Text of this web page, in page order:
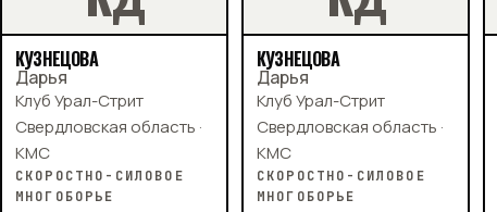
КУЗНЕЦОВА
Дарья
Клуб Урал-Стрит
Свердловская область ·
КМС
СКОРОСТНО-СИЛОВОЕ
МНОГОБОРЬЕ
КУЗНЕЦОВА
Дарья
Клуб Урал-Стрит
Свердловская область ·
КМС
СКОРОСТНО-СИЛОВОЕ
МНОГОБОРЬЕ